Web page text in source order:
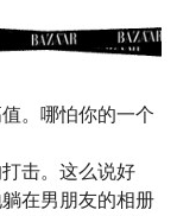
。哪怕你的一个
击。这么说好
在男朋友的相册